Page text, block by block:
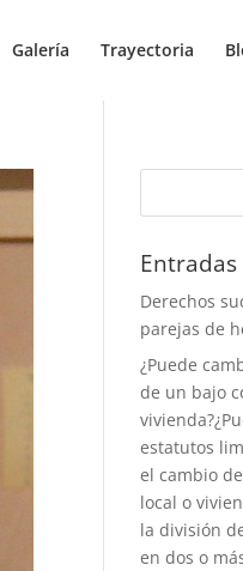
Galería Trayectoria
Derechos
parejas de
¿Puede
de un bajo
estatutos
el cambio
local o
la división
en dos o